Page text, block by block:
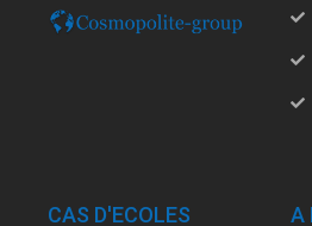
CAS D'ECOLES A